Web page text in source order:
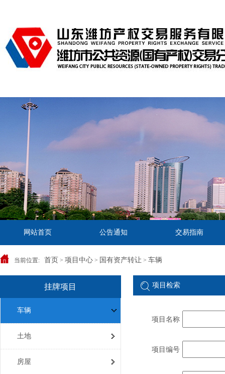
网站首页 公告通知 交易指南
当前位置: 首页 >项目中心 > 国有资产转让 >车辆
挂牌项目
车辆
土地
房屋
项目检索
项目名称
项目编号